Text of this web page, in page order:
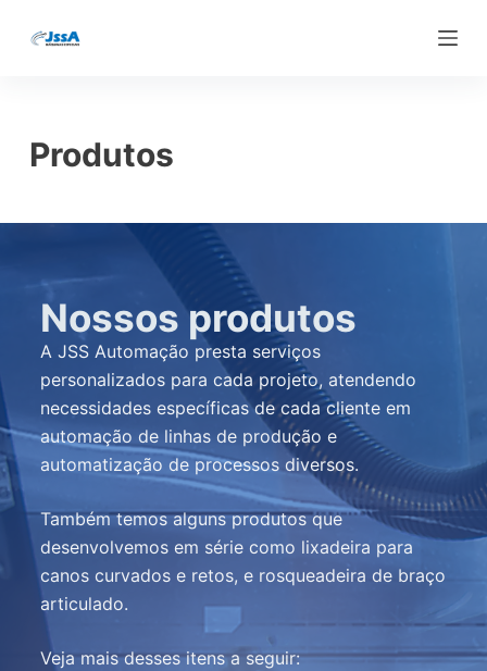
o
o
Produtos
Nossos produtos
A JSS Automação presta serviços
personalizados para cada projeto, atendendo
necessidades específicas de cada cliente em
automação de linhas de produção e
automatização de processos diversos.
Também temos alguns produtos que
desenvolvemos em série como lixadeira para
canos curvados e retos, e rosqueadeira de braço
articulado.
Veja mais desses itens a seguir: